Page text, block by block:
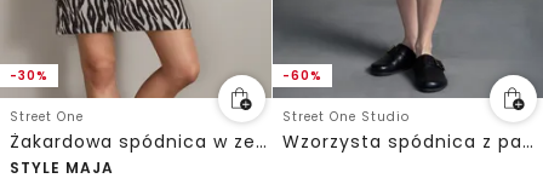
-30%
Street One
Żakardowa spódnica w zebrę
STYLE MAJA
-60%
Street One Studio
Wzorzysta spódnica z paperbagów